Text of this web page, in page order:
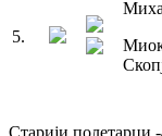
5.
Старији полетарци